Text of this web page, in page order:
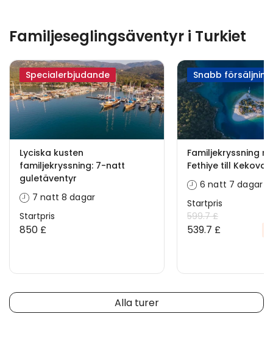
Familjeseglingsäventyr i Turkiet
Specialerbjudande
Lyciska kusten
familjekryssning: 7-natt
guletäventyr
7 natt 8 dagar
Startpris
850 £
Snabb försäljning
Familjekryssning
Fethiye till Kekova
6 natt 7 dagar
Startpris
599.7 £
539.7 £
Alla turer